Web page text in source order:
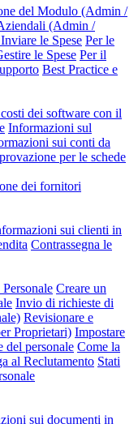
del Modulo (Admin /
(Admin /
le Spese Per le
le Spese Per il
Best Practice e
dei software con il
Informazioni sul
sui conti da
per le schede
dei fornitori
sui clienti in
Contrassegna le
Creare un
Invio di richieste di
Revisionare e
Proprietari) Impostare
del personale Come la
al Reclutamento Stati
sui documenti in